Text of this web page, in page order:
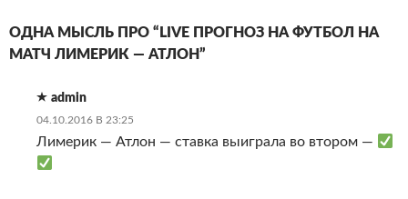
ОДНА МЫСЛЬ ПРО “LIVE ПРОГНОЗ НА ФУТБОЛ НА
МАТЧ ЛИМЕРИК — АТЛОН”
admin
04.10.2016 В 23:25
Лимерик — Атлон — ставка выиграла во втором —